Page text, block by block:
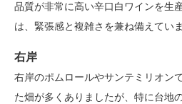
品質が非常に高い辛口白ワインを生
は、緊張感と複雑さを兼ね備えていま
右岸
右岸のポムロールやサンテミリオン
た畑が多くありましたが、特に台地